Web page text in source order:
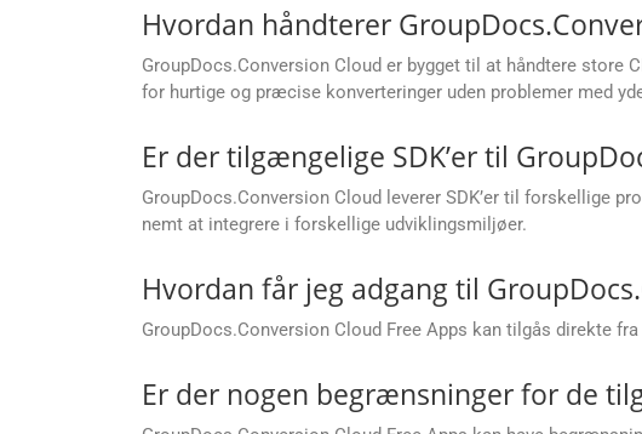
Hvordan håndterer
GroupDocs.Conversion Cloud er bygget til at håndtere store
for hurtige og præcise konverteringer uden problemer med
Er der tilgængelige SDK’er til
GroupDocs.Conversion Cloud leverer SDK’er til forskellige
nemt at integrere i forskellige udviklingsmiljøer.
Hvordan får jeg adgang til
GroupDocs.Conversion Cloud Free Apps kan tilgås direkte
Er der nogen begrænsninger for de